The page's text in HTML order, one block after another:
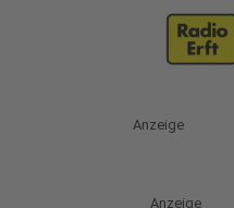
Anzeige
Anzeige